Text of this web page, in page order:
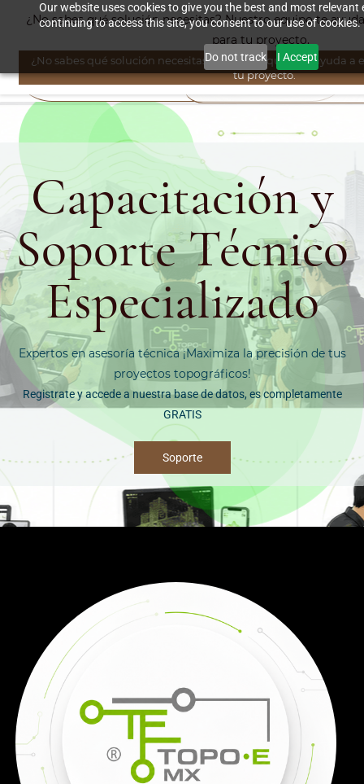
Our website uses cookies to give you the best and most relevant
continuing to access this site, you consent to our use of cookies.
Do not track I Accept
Skip to
main
Capacitación y
Soporte Técnico
Especializado
Expertos en asesoría técnica ¡Maximiza la precisión de tus
proyectos topográficos!
Registrate y accede a nuestra base de datos, es completamente
GRATIS
Soporte
¿No sabes qué solución necesitas? Nuestro equipo te
para tu proyecto.
¿No sabes qué solución necesitas? Nuestro equipo te ayuda
tu proyecto.